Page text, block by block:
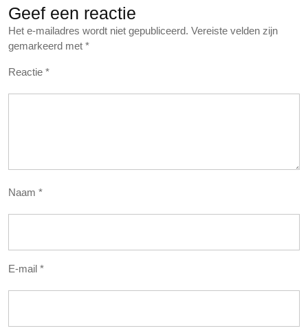
Geef een reactie
Het e-mailadres wordt niet gepubliceerd. Vereiste velden zijn
gemarkeerd met *
Reactie *
Naam *
E-mail *